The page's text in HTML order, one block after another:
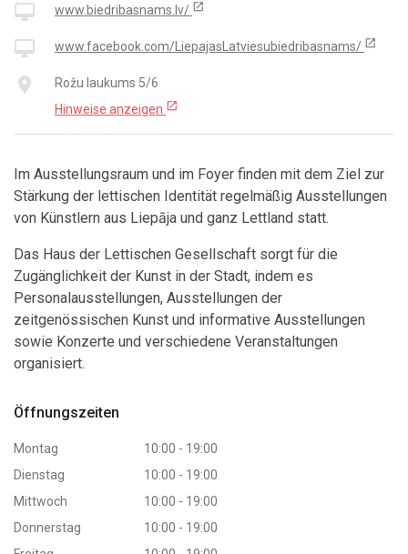
Öffnungszeiten
Montag
10:00 - 19:00
Dienstag
10:00 - 19:00
Mittwoch
10:00 - 19:00
Donnerstag
10:00 - 19:00
desktop_mac www.biedribasnams.lv/ open_in_new
desktop_mac www.facebook.com/LiepajasLatviesubiedribasnams/ open_in_new
place
Rožu laukums 5/6
Hinweise anzeigen open_in_new
Im Ausstellungsraum und im Foyer finden mit dem Ziel zur
Stärkung der lettischen Identität regelmäßig Ausstellungen
von Künstlern aus Liepāja und ganz Lettland statt.
Das Haus der Lettischen Gesellschaft sorgt für die
Zugänglichkeit der Kunst in der Stadt, indem es
Personalausstellungen, Ausstellungen der
zeitgenössischen Kunst und informative Ausstellungen
sowie Konzerte und verschiedene Veranstaltungen
organisiert.